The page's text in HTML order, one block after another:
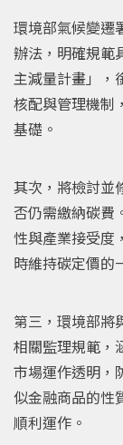
環境部氣候變遷
辦法，明確規範
主減量計畫」，
核配與管理機制
基礎。
其次，將檢討並
否仍需繳納碳費
性與產業接受度
時維持碳定價的
第三，環境部將
相關監理規範，
市場運作透明，
似金融商品的性
順利運作。